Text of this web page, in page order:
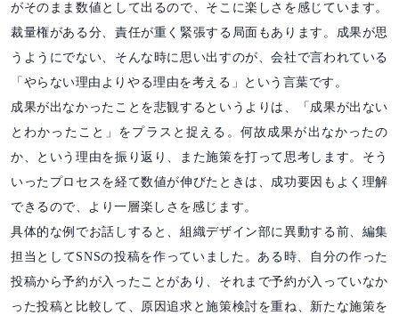
がそのまま数値として出るので、そこに楽しさを感じています。
裁量権がある分、責任が重く緊張する局面もあります。成果が思
うようにでない、そんな時に思い出すのが、会社で言われている
「やらない理由よりやる理由を考える」という言葉です。
成果が出なかったことを悲観するというよりは、「成果が出ない
とわかったこと」をプラスと捉える。何故成果が出なかったの
か、という理由を振り返り、また施策を打って思考します。そう
いったプロセスを経て数値が伸びたときは、成功要因もよく理解
できるので、より一層楽しさを感じます。
具体的な例でお話しすると、組織デザイン部に異動する前、編集
担当としてSNSの投稿を作っていました。ある時、自分の作った
投稿から予約が入ったことがあり、それまで予約が入っていなか
った投稿と比較して、原因追求と施策検討を重ね、新たな施策を